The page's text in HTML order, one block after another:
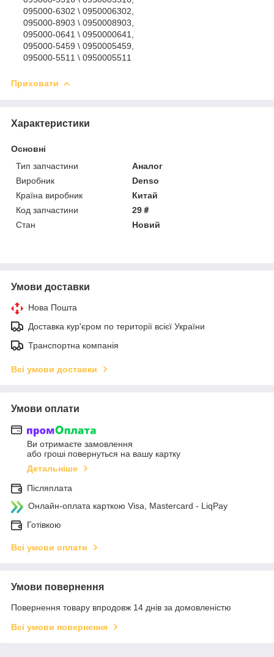
095000-6302 \ 0950006302,
095000-8903 \ 0950008903,
095000-0641 \ 0950000641,
095000-5459 \ 0950005459,
095000-5511 \ 0950005511
Приховати
Характеристики
Основні
Тип запчастини
Аналог
Виробник
Denso
Країна виробник
Китай
Код запчастини
29＃
Стан
Новий
Умови доставки
Нова Пошта
Доставка кур'єром по території всієї України
Транспортна компанія
Всі умови доставки
Умови оплати
Ви отримаєте замовлення
або гроші повернуться на вашу картку
Детальніше
Післяплата
Онлайн-оплата карткою Visa, Mastercard - LiqPay
Готівкою
Всі умови оплати
Умови повернення
Повернення товару впродовж 14 днів за домовленістю
Всі умови повернення